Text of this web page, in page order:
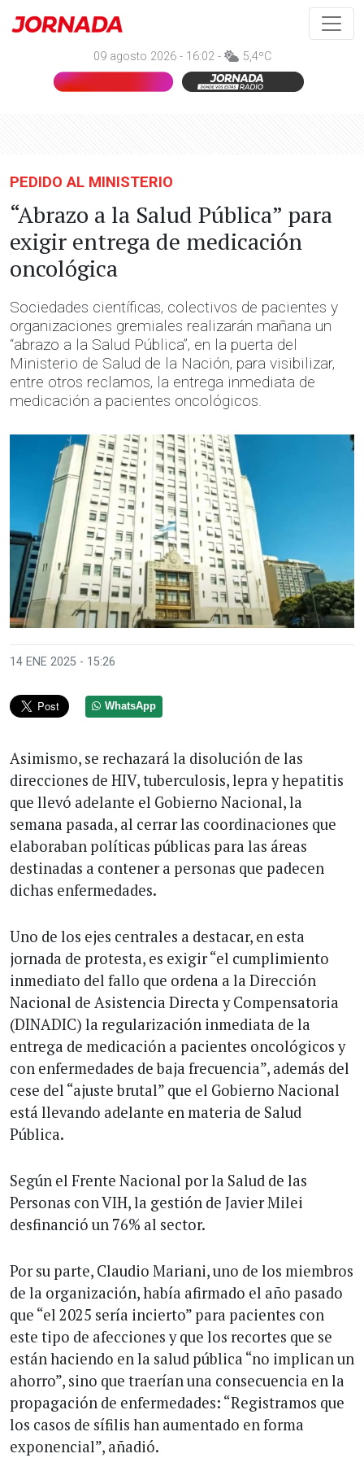
09 agosto 2026 - 16:02 - 5,4ºC
PEDIDO AL MINISTERIO
“Abrazo a la Salud Pública” para
exigir entrega de medicación
oncológica
Sociedades científicas, colectivos de pacientes y
organizaciones gremiales realizarán mañana un
“abrazo a la Salud Pública”, en la puerta del
Ministerio de Salud de la Nación, para visibilizar,
entre otros reclamos, la entrega inmediata de
medicación a pacientes oncológicos.
14 ENE 2025 - 15:26
WhatsApp
Asimismo, se rechazará la disolución de las
direcciones de HIV, tuberculosis, lepra y hepatitis
que llevó adelante el Gobierno Nacional, la
semana pasada, al cerrar las coordinaciones que
elaboraban políticas públicas para las áreas
destinadas a contener a personas que padecen
dichas enfermedades.
Uno de los ejes centrales a destacar, en esta
jornada de protesta, es exigir “el cumplimiento
inmediato del fallo que ordena a la Dirección
Nacional de Asistencia Directa y Compensatoria
(DINADIC) la regularización inmediata de la
entrega de medicación a pacientes oncológicos y
con enfermedades de baja frecuencia”, además del
cese del “ajuste brutal” que el Gobierno Nacional
está llevando adelante en materia de Salud
Pública.
Según el Frente Nacional por la Salud de las
Personas con VIH, la gestión de Javier Milei
desfinanció un 76% al sector.
Por su parte, Claudio Mariani, uno de los miembros
de la organización, había afirmado el año pasado
que “el 2025 sería incierto” para pacientes con
este tipo de afecciones y que los recortes que se
están haciendo en la salud pública “no implican un
ahorro”, sino que traerían una consecuencia en la
propagación de enfermedades: “Registramos que
los casos de sífilis han aumentado en forma
exponencial”, añadió.